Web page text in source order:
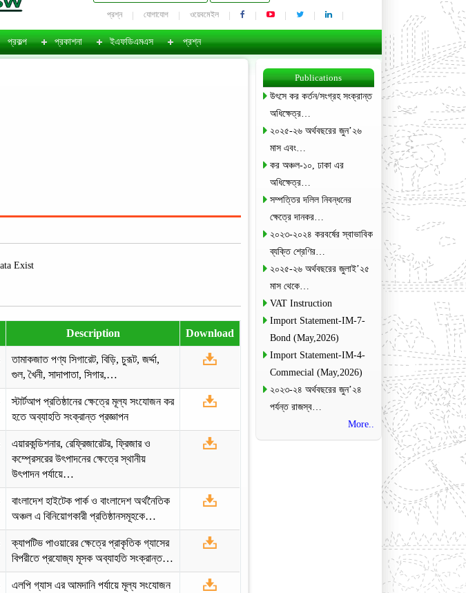
প্রশ্ন যোগাযোগ ওয়েবমেইল
প্রকল্প প্রকাশনা ইএফডিএমএস প্রশ্ন
Exist
Description Download
তামাকজাত পণ্য সিগারেট, বিড়ি, চুরূট, জর্দ্দা,
গুল, খৈনী, সাদাপাতা, সিগার,…
স্টার্টআপ প্রতিষ্ঠানের ক্ষেত্রে মূল্য সংযোজন কর
হতে অব্যাহতি সংক্রান্ত প্রজ্ঞাপন
এয়ারকন্ডিশনার, রেফ্রিজারেটর, ফ্রিজার ও
কম্প্রেসরের উৎপাদনের ক্ষেত্রে স্থানীয়
উৎপাদন পর্যায়ে…
বাংলাদেশ হাইটেক পার্ক ও বাংলাদেশ অর্থনৈতিক
অঞ্চল এ বিনিয়োগকারী প্রতিষ্ঠানসমূহকে…
ক্যাপটিভ পাওয়ারের ক্ষেত্রে প্রাকৃতিক গ্যাসের
বিপরীতে প্রযোজ্য মূসক অব্যাহতি সংক্রান্ত…
এলপি গ্যাস এর আমদানি পর্যায়ে মূল্য সংযোজন
Publications
উৎসে কর কর্তন/সংগ্রহ সংক্রান্ত
অধিক্ষেত্র…
২০২৫-২৬ অর্থবছরের জুন’২৬
মাস এবং…
কর অঞ্চল-১০, ঢাকা এর
অধিক্ষেত্র…
সম্পত্তির দলিল নিবন্ধনের
ক্ষেত্রে দানকর…
২০২৩-২০২৪ করবর্ষের স্বাভাবিক
ব্যক্তি শ্রেণির…
২০২৫-২৬ অর্থবছরের জুলাই’২৫
মাস থেকে…
VAT Instruction
Import Statement-IM-7-
Bond (May,2026)
Import Statement-IM-4-
Commecial (May,2026)
২০২৩-২৪ অর্থবছরের জুন’২৪
পর্যন্ত রাজস্ব…
More..